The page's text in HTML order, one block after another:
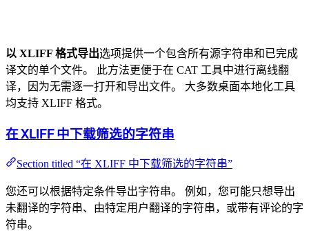
以 XLIFF 格式导出选项提供一个包含所有源字符串和已完成
译文的单个文件。 此方法更便于在 CAT 工具中进行离线翻
译，因为无需逐一打开和导出文件。 大多数桌面本地化工具
均支持 XLIFF 格式。
在 XLIFF 中下载筛选的字符串
Section titled “在 XLIFF 中下载筛选的字符串”
您还可以根据特定条件导出字符串。 例如，您可能只想导出
未翻译的字符串、由特定用户翻译的字符串，或带有评论的字
符串。